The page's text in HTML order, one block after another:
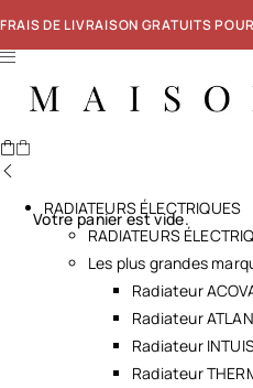
FRAIS DE LIVRAISON GRATUITS
Votre panier est vide.
RADIATEURS ÉLECTRIQUES
RADIATEURS
Les plus grandes
Radiateur
Radiateur
Radiateur
Radiateur